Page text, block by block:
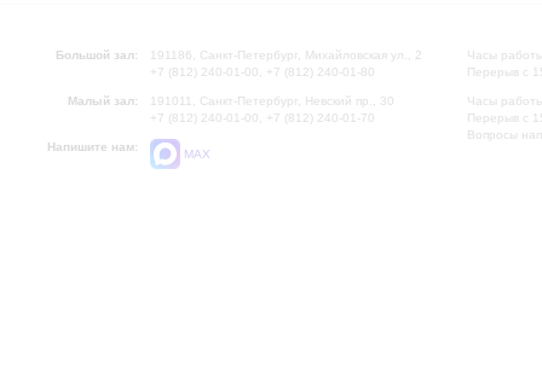
Большой зал:
191186, Санкт-Петербург, Михайловская ул., 2
+7 (812) 240-01-00, +7 (812) 240-01-80
Малый зал:
191011, Санкт-Петербург, Невский пр., 30
+7 (812) 240-01-00, +7 (812) 240-01-70
Напишите нам:
MAX
Часы
Перерыв с
Часы
Перерыв с
Вопросы